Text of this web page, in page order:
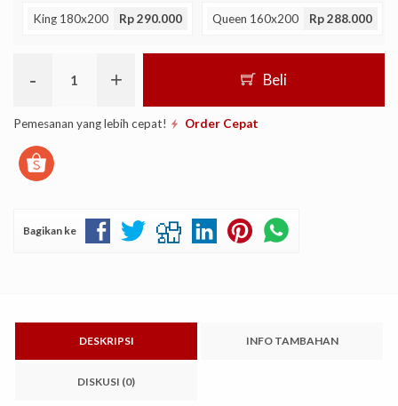
King 180x200 Rp 290.000 Queen 160x200 Rp 288.000
- + Beli
Pemesanan yang lebih cepat! Order Cepat
Bagikan ke
DESKRIPSI INFO TAMBAHAN
DISKUSI (0)